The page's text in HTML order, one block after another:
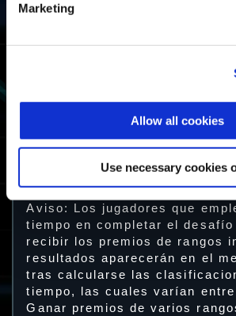
Marketing
Allow all cookies
Use necessary cookies
Aviso: Los jugadores que
tiempo en completar el desafío
recibir los premios de rangos
resultados aparecerán en el
tras calcularse las
tiempo, las cuales varían
Ganar premios de varios